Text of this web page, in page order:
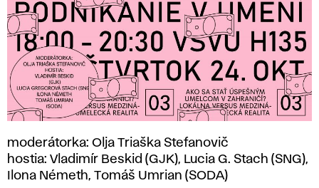
moderátorka: Olja Triaška Stefanovič
hostia: Vladimír Beskid (GJK), Lucia G. Stach (SNG),
Ilona Németh, Tomáš Umrian (SODA)